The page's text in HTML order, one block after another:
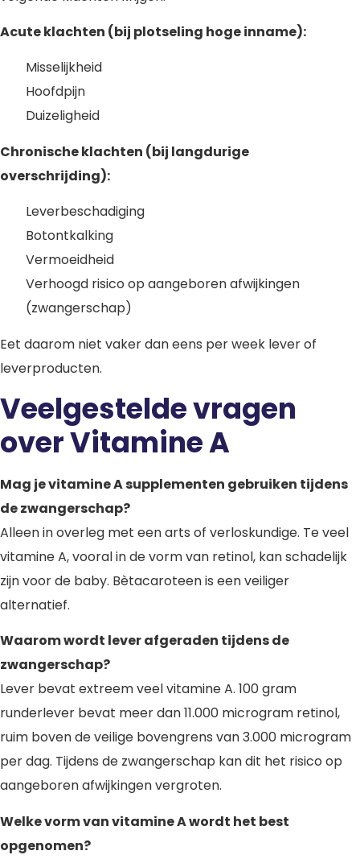
Acute klachten (bij plotseling hoge inname):
Misselijkheid
Hoofdpijn
Duizeligheid
Chronische klachten (bij langdurige
overschrijding):
Leverbeschadiging
Botontkalking
Vermoeidheid
Verhoogd risico op aangeboren afwijkingen
(zwangerschap)
Eet daarom niet vaker dan eens per week lever of
leverproducten.
Veelgestelde vragen
over Vitamine A
Mag je vitamine A supplementen gebruiken tijdens
de zwangerschap?
Alleen in overleg met een arts of verloskundige. Te veel
vitamine A, vooral in de vorm van retinol, kan schadelijk
zijn voor de baby. Bètacaroteen is een veiliger
alternatief.
Waarom wordt lever afgeraden tijdens de
zwangerschap?
Lever bevat extreem veel vitamine A. 100 gram
runderlever bevat meer dan 11.000 microgram retinol,
ruim boven de veilige bovengrens van 3.000 microgram
per dag. Tijdens de zwangerschap kan dit het risico op
aangeboren afwijkingen vergroten.
Welke vorm van vitamine A wordt het best
opgenomen?